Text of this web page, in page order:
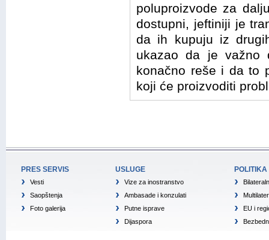
poluproizvode za
dostupni, jeftiniji je
da ih kupuju iz
ukazao da je važno
konačno reše i da to
koji će proizvoditi
PRES SERVIS
Vesti
Saopštenja
Foto galerija
USLUGE
Vize za inostranstvo
Ambasade i konzulati
Putne isprave
Dijaspora
POLITIKA
EU i